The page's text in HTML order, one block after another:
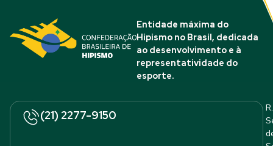
Entidade máxima do
Hipismo no Brasil, dedicada
ao desenvolvimento e à
representatividade do
esporte.
(21) 2277-9150
R.